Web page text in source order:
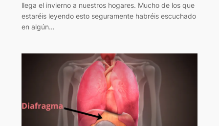
llega el invierno a nuestros hogares. Mucho de los que
estaréis leyendo esto seguramente habréis escuchado
en algún…